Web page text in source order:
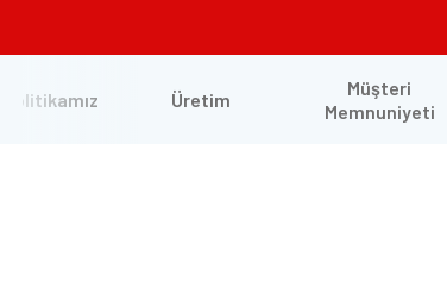
Politikamız Üretim
Müşteri
Memnuniyeti